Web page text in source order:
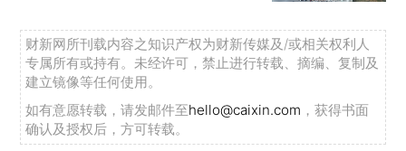
财新网所刊载内容之知识产权为财新传媒及/或相关权利人
专属所有或持有。未经许可，禁止进行转载、摘编、复制及
建立镜像等任何使用。
如有意愿转载，请发邮件至hello@caixin.com ，获得书面
确认及授权后，方可转载。